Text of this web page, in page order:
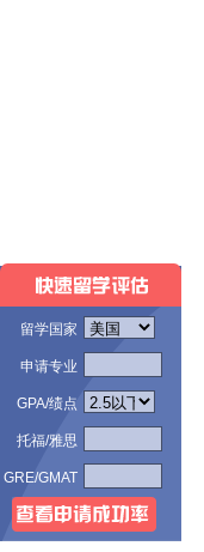
留学国家
申请专业
GPA/绩点
托福/雅思
GRE/GMAT